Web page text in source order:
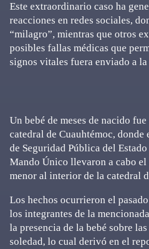
Este extraordinario caso ha
reacciones en redes sociales,
“milagro”, mientras que otros
posibles fallas médicas que
signos vitales fuera enviado a la
Un bebé de meses de nacido
catedral de Cuauhtémoc, donde
de Seguridad Pública del
Mando Único llevaron a cabo el
menor al interior de la catedral
Los hechos ocurrieron el
los integrantes de la
la presencia de la bebé sobre
soledad, lo cual derivó en el